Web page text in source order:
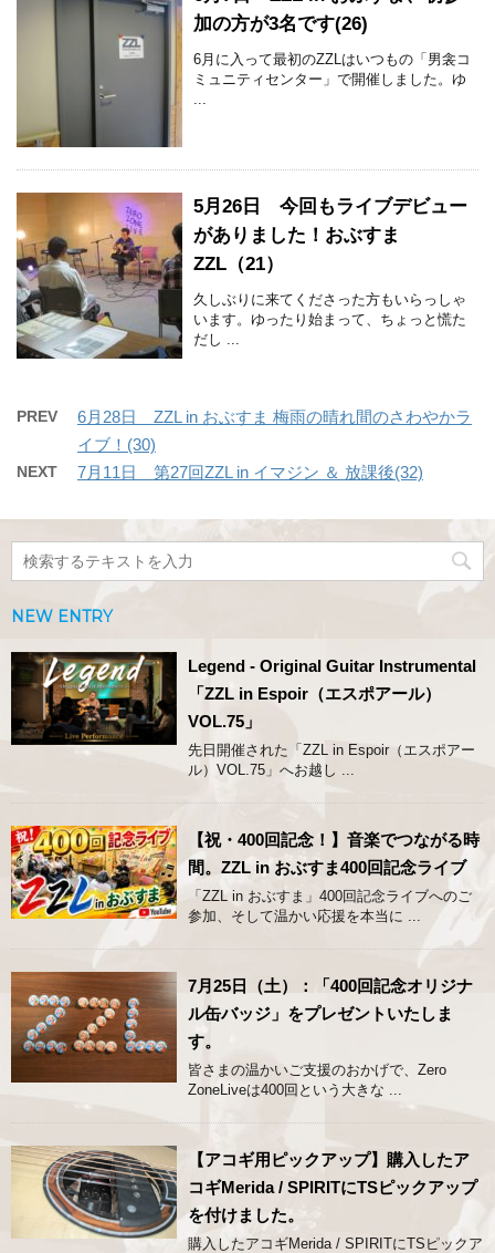
加の方が3名です(26)
6月に入って最初のZZLはいつもの「男衾コ
ミュニティセンター」で開催しました。ゆ
5月26日 今回もライブデビュー
がありました！おぶすま
ZZL（21）
久しぶりに来てくださった方もいらっしゃ
います。ゆったり始まって、ちょっと慌た
だし ...
PREV
6月28日 ZZL in おぶすま 梅雨の晴れ間のさわやかラ
イブ！(30)
NEXT 7月11日 第27回ZZL in イマジン ＆ 放課後(32)
NEW ENTRY
Legend - Original Guitar Instrumental
「ZZL in Espoir（エスポアール）
VOL.75」
先日開催された「ZZL in Espoir（エスポアー
ル）VOL.75」へお越し ...
【祝・400回記念！】音楽でつながる時
間。ZZL in おぶすま400回記念ライブ
「ZZL in おぶすま」400回記念ライブへのご
参加、そして温かい応援を本当に ...
7月25日（土）：「400回記念オリジナ
ル缶バッジ」をプレゼントいたしま
す。
皆さまの温かいご支援のおかげで、Zero
ZoneLiveは400回という大きな ...
【アコギ用ピックアップ】購入したア
コギMerida / SPIRITにTSピックアップ
を付けました。
購入したアコギMerida / SPIRITにTSピックア